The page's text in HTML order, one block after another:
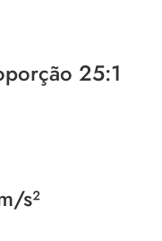
25:1
s²